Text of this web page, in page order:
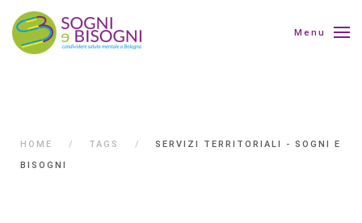
Menu
HOME TAGS
SERVIZI TERRITORIALI - SOGNI E
BISOGNI